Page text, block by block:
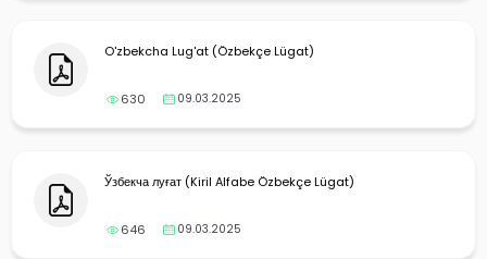
O'zbekcha Lug'at (Özbekçe Lügat)
630 09.03.2025
Ўзбекча луғат (Kiril Alfabe Özbekçe Lügat)
646 09.03.2025